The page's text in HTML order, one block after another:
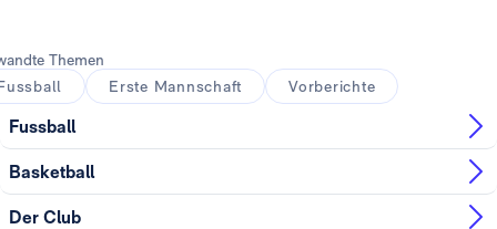
Themen
Erste Mannschaft Vorberichte
Fussball
Basketball
Der Club